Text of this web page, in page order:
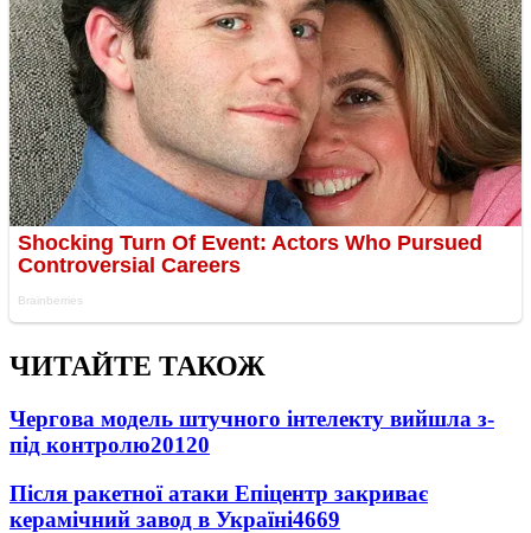
ЧИТАЙТЕ ТАКОЖ
Чергова модель штучного інтелекту вийшла з-
під контролю20120
Після ракетної атаки Епіцентр закриває
керамічний завод в Україні4669